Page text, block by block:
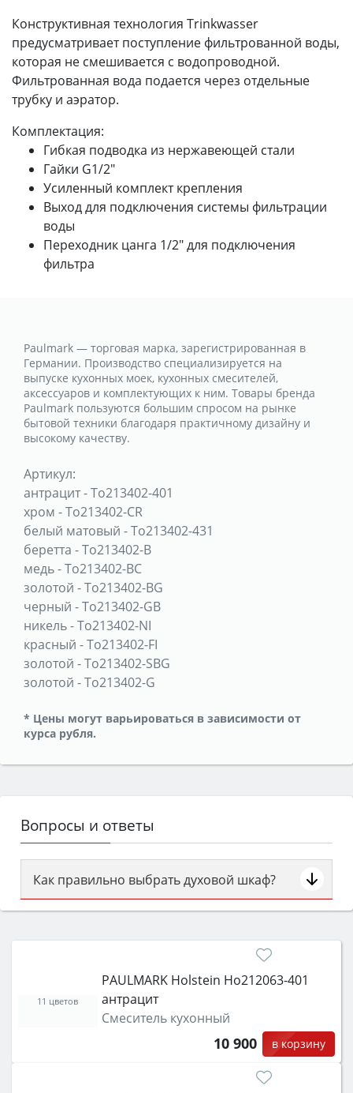
Конструктивная технология Trinkwasser
предусматривает поступление фильтрованной воды,
которая не смешивается с водопроводной.
Фильтрованная вода подается через отдельные
трубку и аэратор.
Комплектация:
Гибкая подводка из нержавеющей стали
Гайки G1/2"
Усиленный комплект крепления
Выход для подключения системы фильтрации
воды
Переходник цанга 1/2" для подключения
фильтра
Paulmark — торговая марка, зарегистрированная в
Германии. Производство специализируется на
выпуске кухонных моек, кухонных смесителей,
аксессуаров и комплектующих к ним. Товары бренда
Paulmark пользуются большим спросом на рынке
бытовой техники благодаря практичному дизайну и
высокому качеству.
Артикул:
антрацит-To213402-401
хром -To213402-CR
белый матовый -To213402-431
беретта -To213402-B
медь-To213402-BC
золотой -To213402-BG
черный -To213402-GB
никель-To213402-NI
красный -To213402-FI
золотой -To213402-SBG
золотой -To213402-G
* Цены могут варьироваться в зависимости от
курса рубля.
Вопросы и ответы
Как правильно выбрать духовой шкаф?
Сначала определитесь с типом (газовый или
затем смотрите на объём 50–70 л для семьи,
функции (конвекция, гриль, самоочистка,
защита от детей).
PAULMARK Holstein Ho212063-401
антрацит
Смеситель кухонный
10 900 в корзину
11 цветов